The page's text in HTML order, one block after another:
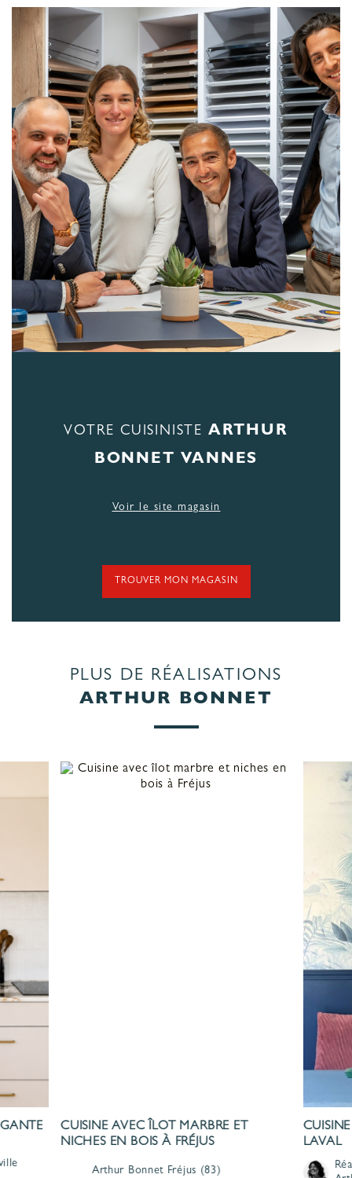
VOTRE CUISINISTE ARTHUR
BONNET VANNES
Voir le site magasin
TROUVER MON MAGASIN
PLUS DE RÉALISATIONS
ARTHUR BONNET
CUISINE AVEC ÎLOT MARBRE ET
NICHES EN BOIS À FRÉJUS
Arthur Bonnet Fréjus (83)
LAVAL